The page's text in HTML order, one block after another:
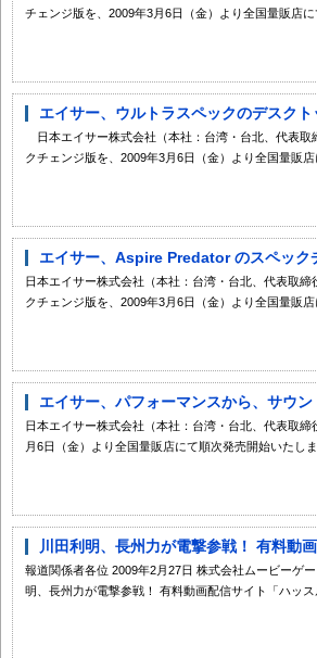
チェンジ版を、2009年3月6日（金）より全国量販店
エイサー、ウルトラスペックのデスク
日本エイサー株式会社（本社：台湾・台北、代表取
クチェンジ版を、2009年3月6日（金）より全国量販
エイサー、Aspire Predator のスペック
日本エイサー株式会社（本社：台湾・台北、代表取
クチェンジ版を、2009年3月6日（金）より全国量販
エイサー、パフォーマンスから、サウ
日本エイサー株式会社（本社：台湾・台北、代表取
月6日（金）より全国量販店にて順次発売開始いたし
川田利明、長州力が電撃参戦！ 有料動
報道関係者各位 2009年2月27日 株式会社ムービー
明、長州力が電撃参戦！ 有料動画配信サイト「ハッス